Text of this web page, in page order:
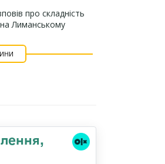
про складність
на Лиманському